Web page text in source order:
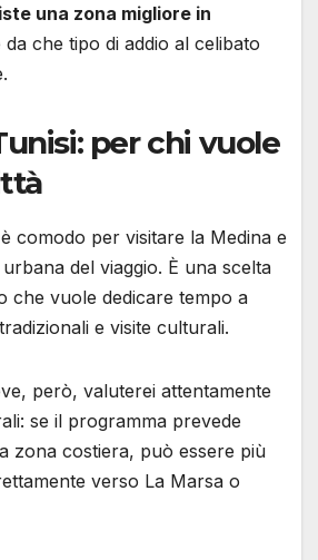
una zona migliore in
da che tipo di addio al celibato
per chi vuole
comodo per visitare la Medina e
del viaggio. È una scelta
che vuole dedicare tempo a
e visite culturali.
però, valuterei attentamente
se il programma prevede
zona costiera, può essere più
verso La Marsa o